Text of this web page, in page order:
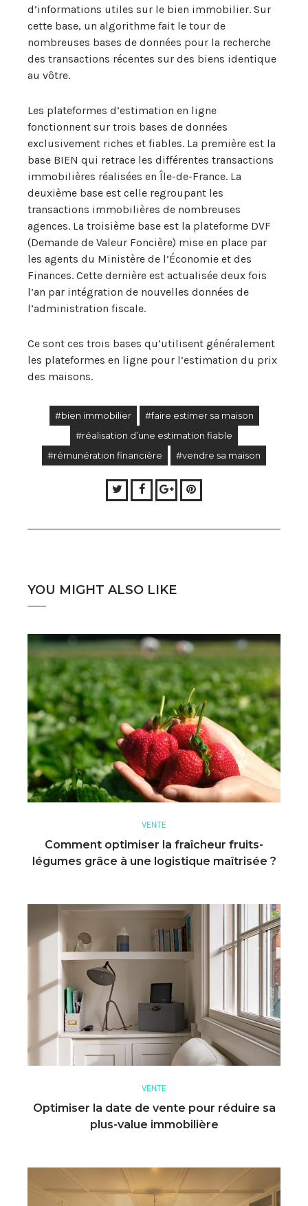
d’informations utiles sur le bien immobilier. Sur
cette base, un algorithme fait le tour de
nombreuses bases de données pour la recherche
des transactions récentes sur des biens identique
au vôtre.
Les plateformes d’estimation en ligne
fonctionnent sur trois bases de données
exclusivement riches et fiables. La première est la
base BIEN qui retrace les différentes transactions
immobilières réalisées en Île-de-France. La
deuxième base est celle regroupant les
transactions immobilières de nombreuses
agences. La troisième base est la plateforme DVF
(Demande de Valeur Foncière) mise en place par
les agents du Ministère de l’Économie et des
Finances. Cette dernière est actualisée deux fois
l’an par intégration de nouvelles données de
l’administration fiscale.
Ce sont ces trois bases qu’utilisent généralement
les plateformes en ligne pour l’estimation du prix
des maisons.
#bien immobilier
#faire estimer sa maison
#réalisation d’une estimation fiable
#rémunération financière
#vendre sa maison
TwitterFacebook
Google+Pinterest
YOU MIGHT ALSO LIKE
VENTE
Comment optimiser la fraîcheur fruits-
légumes grâce à une logistique maîtrisée ?
VENTE
Optimiser la date de vente pour réduire sa
plus-value immobilière